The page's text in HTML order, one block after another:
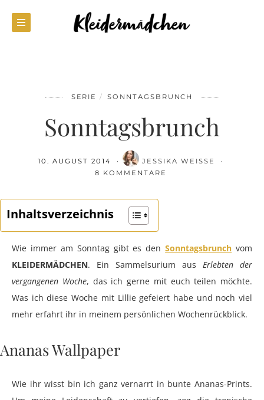
SERIE SONNTAGSBRUNCH
Sonntagsbrunch
10. AUGUST 2014
JESSIKA WEISSE
8 KOMMENTARE
Inhaltsverzeichnis
Wie immer am Sonntag gibt es denSonntagsbrunch vom
KLEIDERMÄDCHEN. Ein Sammelsurium aus Erlebten der
vergangenen Woche, das ich gerne mit euch teilen möchte.
Was ich diese Woche mit Lillie gefeiert habe und noch viel
mehr erfahrt ihr in meinem persönlichen Wochenrückblick.
Ananas Wallpaper
Wie ihr wisst bin ich ganz vernarrt in bunte Ananas-Prints.